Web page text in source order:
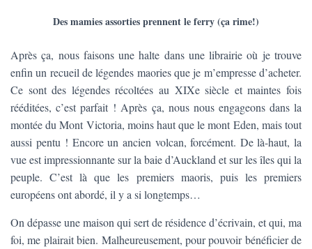
Des mamies assorties prennent le ferry (ça rime!)
Après ça, nous faisons une halte dans une librairie où je trouve
enfin un recueil de légendes maories que je m’empresse d’acheter.
Ce sont des légendes récoltées au XIXe siècle et maintes fois
rééditées, c’est parfait ! Après ça, nous nous engageons dans la
montée du Mont Victoria, moins haut que le mont Eden, mais tout
aussi pentu ! Encore un ancien volcan, forcément. De là-haut, la
vue est impressionnante sur la baie d’Auckland et sur les îles qui la
peuple. C’est là que les premiers maoris, puis les premiers
européens ont abordé, il y a si longtemps…
On dépasse une maison qui sert de résidence d’écrivain, et qui, ma
foi, me plairait bien. Malheureusement, pour pouvoir bénéficier de